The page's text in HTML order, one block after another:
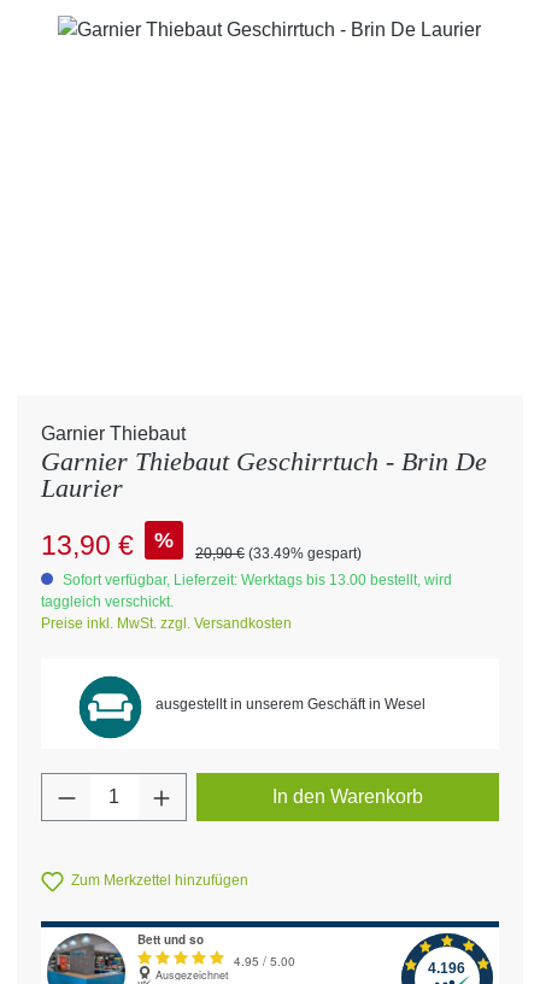
Bildergalerie überspringen
Garnier Thiebaut
Garnier Thiebaut Geschirrtuch - Brin De
Laurier
Verkaufspreis:
13,90 € % Regulärer Preis:
20,90 € (33.49% gespart)
Sofort verfügbar, Lieferzeit: Werktags bis 13.00 bestellt, wird
taggleich verschickt.
Preise inkl. MwSt. zzgl. Versandkosten
ausgestellt in unserem Geschäft in Wesel
Produkt Anzahl: Gib den gewünschten
In den Warenkorb
Zum Merkzettel hinzufügen